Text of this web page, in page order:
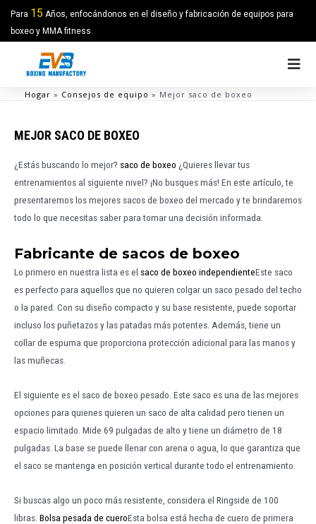
Para 15 Años, enfocándonos en el diseño y fabricación de equipos para
boxeo y MMA fitness.
Hogar » Consejos de equipo » Mejor saco de boxeo
MEJOR SACO DE BOXEO
¿Estás buscando lo mejor? saco de boxeo ¿Quieres llevar tus
entrenamientos al siguiente nivel? ¡No busques más! En este artículo, te
presentaremos los mejores sacos de boxeo del mercado y te brindaremos
todo lo que necesitas saber para tomar una decisión informada.
Fabricante de sacos de boxeo
Lo primero en nuestra lista es el saco de boxeo independienteEste saco
es perfecto para aquellos que no quieren colgar un saco pesado del techo
o la pared. Con su diseño compacto y su base resistente, puede soportar
incluso los puñetazos y las patadas más potentes. Además, tiene un
collar de espuma que proporciona protección adicional para las manos y
las muñecas.
El siguiente es el saco de boxeo pesado. Este saco es una de las mejores
opciones para quienes quieren un saco de alta calidad pero tienen un
espacio limitado. Mide 69 pulgadas de alto y tiene un diámetro de 18
pulgadas. La base se puede llenar con arena o agua, lo que garantiza que
el saco se mantenga en posición vertical durante todo el entrenamiento.
Si buscas algo un poco más resistente, considera el Ringside de 100
libras. Bolsa pesada de cueroEsta bolsa está hecha de cuero de primera